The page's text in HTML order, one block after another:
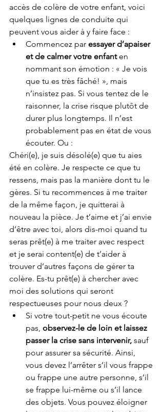
accès de colère de votre enfant, voici
quelques lignes de conduite qui
peuvent vous aider à y faire face :
Commencez par essayer d’apaiser
et de calmer votre enfant en
nommant son émotion : « Je vois
que tu es très fâché! », mais
n’insistez pas. Si vous tentez de le
raisonner, la crise risque plutôt de
durer plus longtemps. Il n’est
probablement pas en état de vous
écouter. Ou :
Chéri(e), je suis désolé(e) que tu aies
été en colère. Je respecte ce que tu
ressens, mais pas la manière dont tu le
gères. Si tu recommences à me traiter
de la même façon, je quitterai à
nouveau la pièce. Je t’aime et j’ai envie
d’être avec toi, alors dis-moi quand tu
seras prêt(e) à me traiter avec respect
et je serai content(e) de t’aider à
trouver d’autres façons de gérer ta
colère. Es-tu prêt(e) à chercher avec
moi des solutions qui seront
respectueuses pour nous deux ?
Si votre tout-petit ne vous écoute
pas, observez-le de loin et laissez
passer la crise sans intervenir, sauf
pour assurer sa sécurité. Ainsi,
vous devez l’arrêter s’il vous frappe
ou frappe une autre personne, s’il
se frappe lui-même ou s’il lance
des objets. Vous pouvez éloigner